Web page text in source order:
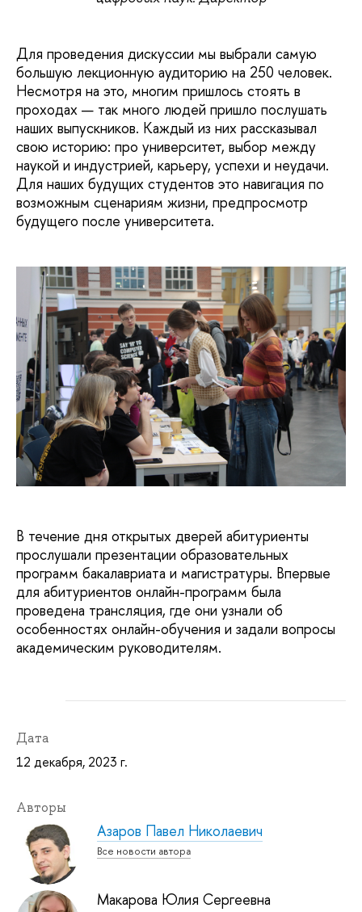
Для проведения дискуссии мы выбрали самую
большую лекционную аудиторию на 250 человек.
Несмотря на это, многим пришлось стоять в
проходах — так много людей пришло послушать
наших выпускников. Каждый из них рассказывал
свою историю: про университет, выбор между
наукой и индустрией, карьеру, успехи и неудачи.
Для наших будущих студентов это навигация по
возможным сценариям жизни, предпросмотр
будущего после университета.
В течение дня открытых дверей абитуриенты
прослушали презентации образовательных
программ бакалавриата и магистратуры. Впервые
для абитуриентов онлайн-программ была
проведена трансляция, где они узнали об
особенностях онлайн-обучения и задали вопросы
академическим руководителям.
Дата
12 декабря, 2023 г.
Авторы
Азаров Павел Николаевич
Все новости автора
Макарова Юлия Сергеевна